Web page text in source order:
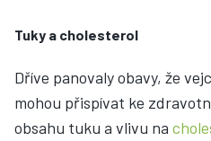
Tuky a cholesterol
Dříve panovaly obavy, že
mohou přispívat ke
obsahu tuku a vlivu na